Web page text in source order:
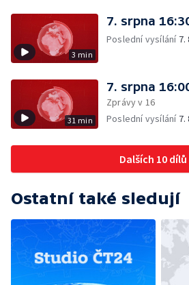
3 min
7. srpna
Poslední vysílání 7.
31 min
7. srpna
Zprávy v 16
Poslední vysílání 7.
Dalších 10 dílů
Ostatní také sledují